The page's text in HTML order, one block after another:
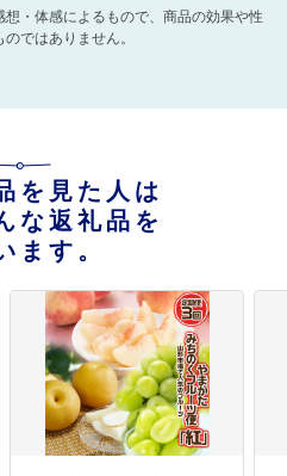
・体感によるもので、商品の効果や性
ではありません。
を見た人は
な返礼品を
ます。